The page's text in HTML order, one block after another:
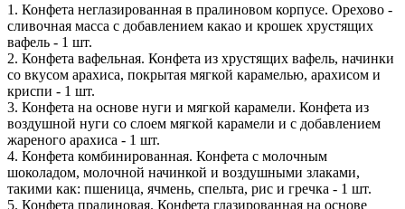
1. Конфета неглазированная в пралиновом корпусе. Орехово -
сливочная масса с добавлением какао и крошек хрустящих
вафель - 1 шт.
2. Конфета вафельная. Конфета из хрустящих вафель, начинки
со вкусом арахиса, покрытая мягкой карамелью, арахисом и
криспи - 1 шт.
3. Конфета на основе нуги и мягкой карамели. Конфета из
воздушной нуги со слоем мягкой карамели и с добавлением
жареного арахиса - 1 шт.
4. Конфета комбинированная. Конфета с молочным
шоколадом, молочной начинкой и воздушными злаками,
такими как: пшеница, ячмень, спельта, рис и гречка - 1 шт.
5. Конфета пралиновая. Конфета глазированная на основе